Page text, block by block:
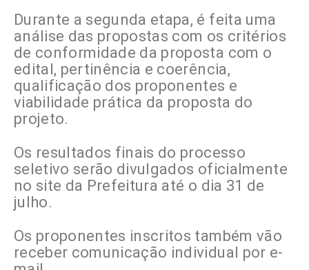
Durante a segunda etapa, é feita uma
análise das propostas com os critérios
de conformidade da proposta com o
edital, pertinência e coerência,
qualificação dos proponentes e
viabilidade prática da proposta do
projeto.
Os resultados finais do processo
seletivo serão divulgados oficialmente
no site da Prefeitura até o dia 31 de
julho.
Os proponentes inscritos também vão
receber comunicação individual por e-